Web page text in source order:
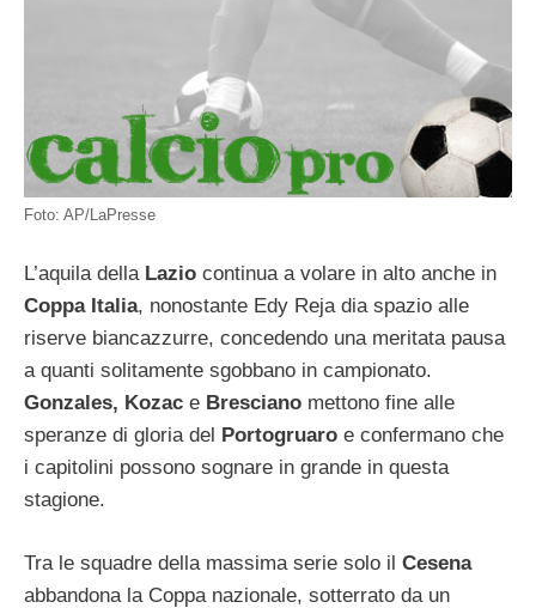
Foto: AP/LaPresse
L’aquila della Lazio continua a volare in alto anche in
Coppa Italia, nonostante Edy Reja dia spazio alle
riserve biancazzurre, concedendo una meritata pausa
a quanti solitamente sgobbano in campionato.
Gonzales, Kozac e Bresciano mettono fine alle
speranze di gloria del
Portogruaro e confermano che
i capitolini possono sognare in grande in questa
stagione.
Tra le squadre della massima serie solo il Cesena
abbandona la Coppa nazionale, sotterrato da un